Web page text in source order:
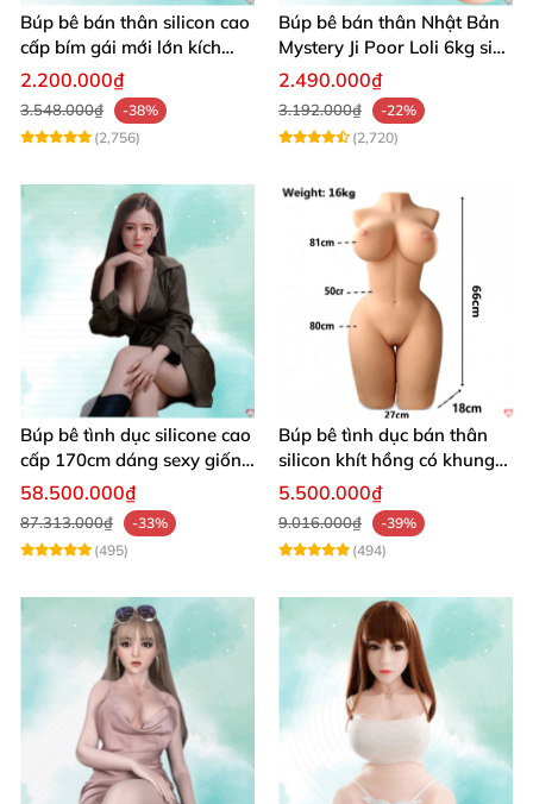
Búp bê bán thân silicon cao
cấp bím gái mới lớn kích
thích
2.200.000₫
3.548.000₫
-38%
(2,756)
Búp bê bán thân Nhật Bản
Mystery Ji Poor Loli 6kg siêu
thực giá tốt
2.490.000₫
3.192.000₫
-22%
(2,720)
Búp bê tình dục silicone cao
cấp 170cm dáng sexy giống
thật
58.500.000₫
87.313.000₫
-33%
(495)
Búp bê tình dục bán thân
silicon khít hồng có khung
16kg
5.500.000₫
9.016.000₫
-39%
(494)